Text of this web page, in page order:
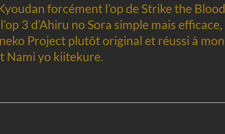
forcément l’op de Strike the Blood
3 d’Ahiru no Sora simple mais efficace,
Project plutôt original et réussi à mon
Nami yo kiitekure.